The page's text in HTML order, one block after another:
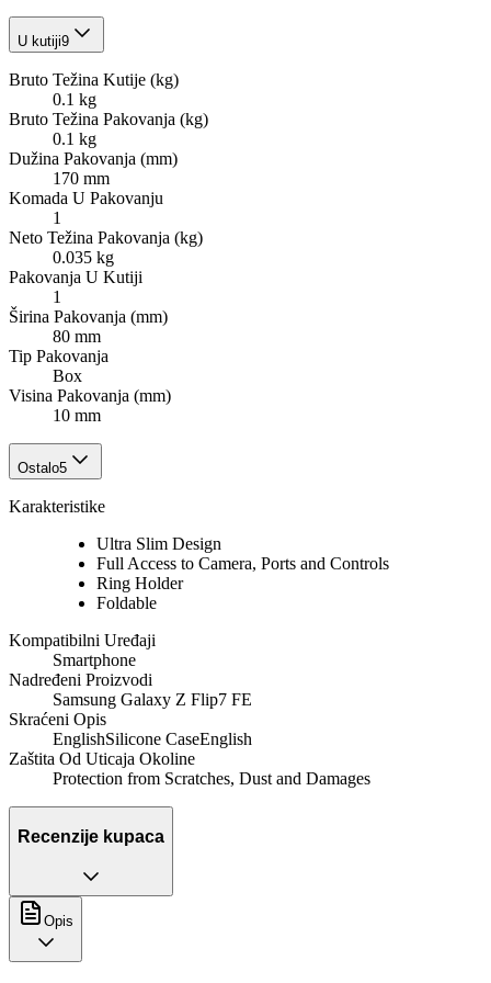
U kutiji9
Bruto Težina Kutije (kg)
0.1 kg
Bruto Težina Pakovanja (kg)
0.1 kg
Dužina Pakovanja (mm)
170 mm
Komada U Pakovanju
1
Neto Težina Pakovanja (kg)
0.035 kg
Pakovanja U Kutiji
1
Širina Pakovanja (mm)
80 mm
Tip Pakovanja
Box
Visina Pakovanja (mm)
10 mm
Ostalo5
Karakteristike
Ultra Slim Design
Full Access to Camera, Ports and Controls
Ring Holder
Foldable
Kompatibilni Uređaji
Smartphone
Nadređeni Proizvodi
Samsung Galaxy Z Flip7 FE
Skraćeni Opis
EnglishSilicone CaseEnglish
Zaštita Od Uticaja Okoline
Protection from Scratches, Dust and Damages
Recenzije kupaca
Opis